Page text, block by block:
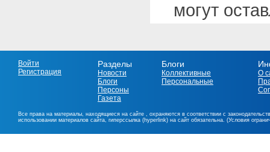
могут
Войти
Регистрация
Разделы
Новости
Блоги
Персоны
Газета
Блоги
Коллективные
Персональные
О
Все права на материалы, находящиеся на сайте , охраняются в соответствии с
использовании материалов сайта, гиперссылка (hyperlink) на сайт обязательна. (Условия